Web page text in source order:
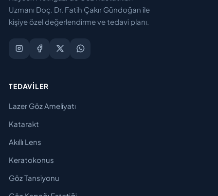
Uzmanı Doç. Dr. Fatih Çakır Gündoğan ile
kişiye özel değerlendirme ve tedavi planı.
TEDAVILER
Lazer Göz Ameliyatı
Katarakt
Akıllı Lens
Keratokonus
Göz Tansiyonu